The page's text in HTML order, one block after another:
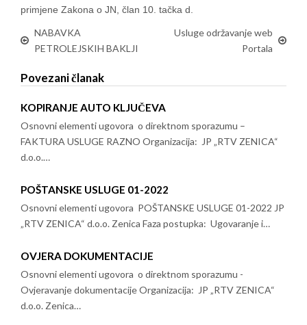
primjene Zakona o JN, član 10. tačka d.
NABAVKA
PETROLEJSKIH BAKLJI
Usluge održavanje web
Portala
Povezani članak
KOPIRANJE AUTO KLJUČEVA
Osnovni elementi ugovora o direktnom sporazumu –
FAKTURA USLUGE RAZNO Organizacija: JP „RTV ZENICA“
d.o.o.…
POŠTANSKE USLUGE 01-2022
Osnovni elementi ugovora POŠTANSKE USLUGE 01-2022 JP
„RTV ZENICA“ d.o.o. Zenica Faza postupka: Ugovaranje i…
OVJERA DOKUMENTACIJE
Osnovni elementi ugovora o direktnom sporazumu -
Ovjeravanje dokumentacije Organizacija: JP „RTV ZENICA“
d.o.o. Zenica…